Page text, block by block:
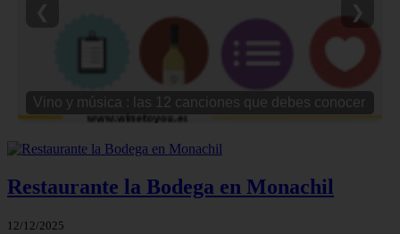
Vino y música : las 12 canciones que debes conocer
❯
Restaurante la Bodega en Monachil
12/12/2025